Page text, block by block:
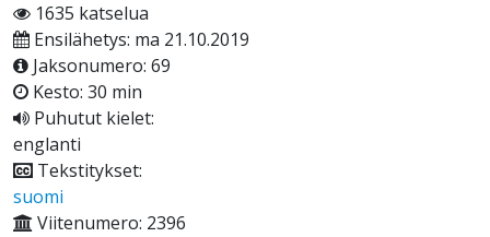
1635 katselua
Ensilähetys: ma 21.10.2019
Jaksonumero: 69
Kesto: 30 min
Puhutut kielet:
englanti
Tekstitykset:
suomi
Viitenumero: 2396